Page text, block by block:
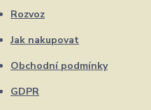
Rozvoz
Jak nakupovat
Obchodní podmínky
GDPR